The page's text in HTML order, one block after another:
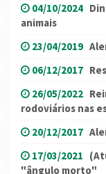
04/10/2024
animais
23/04/2019
06/12/2017
26/05/2022
rodoviários nas
20/12/2017
17/03/2021
"ângulo morto"